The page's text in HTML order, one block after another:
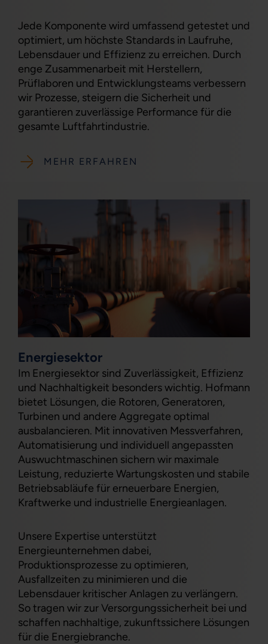
Jede Komponente wird umfassend getestet und
optimiert, um höchste Standards in Laufruhe,
Lebensdauer und Effizienz zu erreichen. Durch
enge Zusammenarbeit mit Herstellern,
Prüflaboren und Entwicklungsteams verbessern
wir Prozesse, steigern die Sicherheit und
garantieren zuverlässige Performance für die
gesamte Luftfahrtindustrie.
MEHR ERFAHREN
Energiesektor
Im Energiesektor sind Zuverlässigkeit, Effizienz
und Nachhaltigkeit besonders wichtig. Hofmann
bietet Lösungen, die Rotoren, Generatoren,
Turbinen und andere Aggregate optimal
ausbalancieren. Mit innovativen Messverfahren,
Automatisierung und individuell angepassten
Auswuchtmaschinen sichern wir maximale
Leistung, reduzierte Wartungskosten und stabile
Betriebsabläufe für erneuerbare Energien,
Kraftwerke und industrielle Energieanlagen.
Unsere Expertise unterstützt
Energieunternehmen dabei,
Produktionsprozesse zu optimieren,
Ausfallzeiten zu minimieren und die
Lebensdauer kritischer Anlagen zu verlängern.
So tragen wir zur Versorgungssicherheit bei und
schaffen nachhaltige, zukunftssichere Lösungen
für die Energiebranche.